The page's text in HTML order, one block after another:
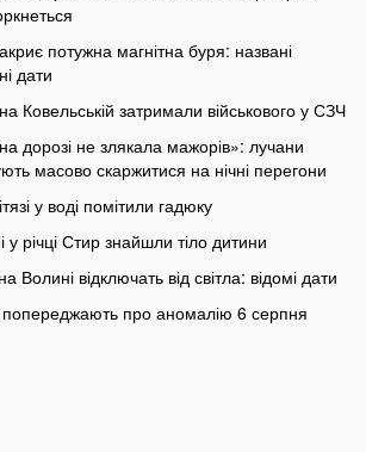
потужна магнітна буря: названі
дати
Ковельській затримали військового у СЗЧ
дорозі не злякала мажорів»: лучани
масово скаржитися на нічні перегони
у воді помітили гадюку
у річці Стир знайшли тіло дитини
Волині відключать від світла: відомі дати
попереджають про аномалію 6 серпня
безвісти